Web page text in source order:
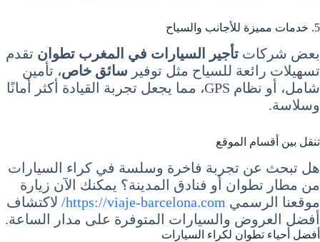
5. خدمات مميزة للأجانب والسياح
بعض شركات تأجير السيارات في المغرب تطوان تقدم
تسهيلات رائعة للسياح مثل توفير سائق خاص، تأمين
شامل، أو نظام GPS، مما يجعل تجربة القيادة أكثر أمانًا
وسلاسة.
تنقل بين أقسام الموقع
هل تبحث عن تجربة فاخرة وسلسة في كراء السيارات
من مطار تطوان أو فنادق المدينة؟ يمكنك الآن زيارة
موقعنا الرسمي https://viaje-barcelona.com/ لاكتشاف
أفضل العروض والسيارات المتوفرة على مدار الساعة.
أفضل أحياء تطوان لكراء السيارات